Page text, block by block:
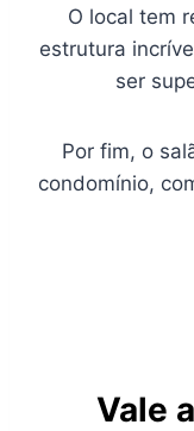
O local tem
estrutura
ser
Por fim, o
condomínio,
Vale